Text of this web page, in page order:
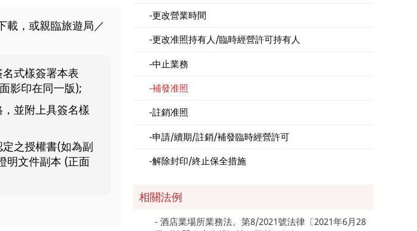
載，或親臨旅遊局／
式樣簽署本表
影印在同一版);
並附上具簽名樣
之授權書(如為副
明文件副本 (正面
更改營業時間
更改准照持有人/臨時經營許可持有人
中止業務
補發准照
註銷准照
申請/續期/註銷/補發臨時經營許可
解除封印/終止保全措施
相關法例
酒店業場所業務法。第8/2021號法律〔2021年6月28